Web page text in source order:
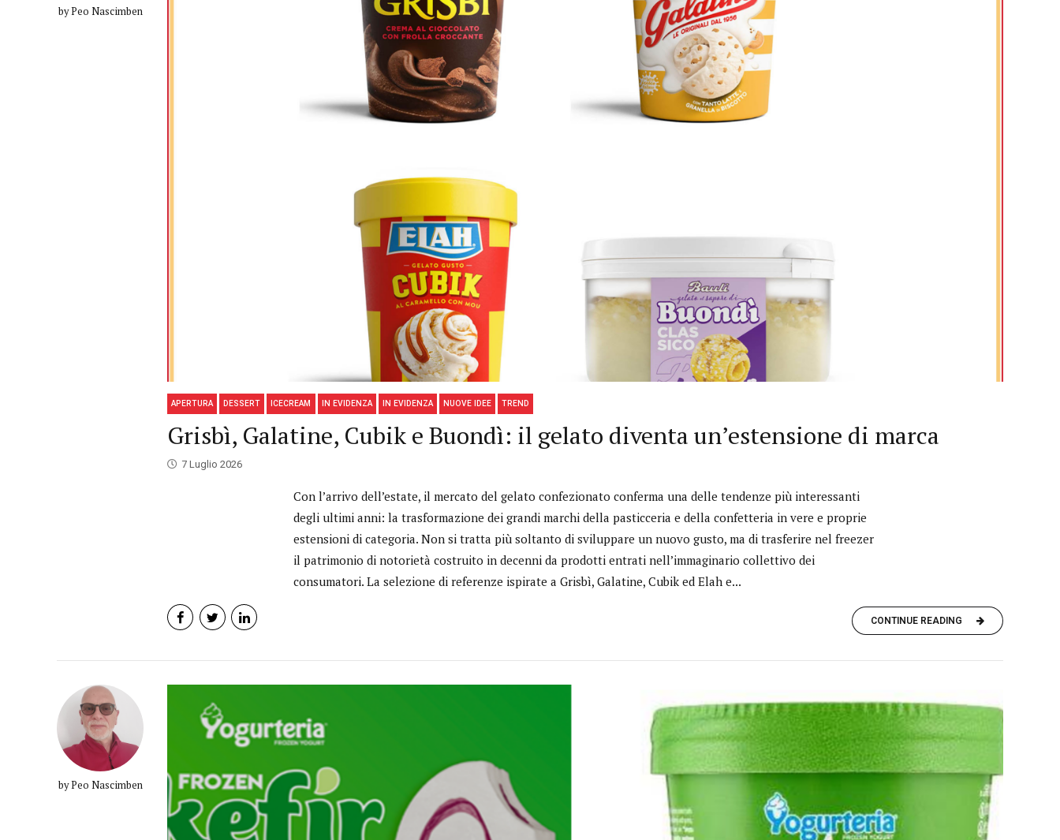
by Peo Nascimben
APERTURA DESSERT ICECREAM IN EVIDENZA IN EVIDENZA NUOVE IDEE TREND
Grisbì, Galatine, Cubik e Buondì: il gelato diventa un’estensione di marca
7 Luglio 2026
Con l’arrivo dell’estate, il mercato del gelato confezionato conferma una delle tendenze più interessanti
degli ultimi anni: la trasformazione dei grandi marchi della pasticceria e della confetteria in vere e proprie
estensioni di categoria. Non si tratta più soltanto di sviluppare un nuovo gusto, ma di trasferire nel freezer
il patrimonio di notorietà costruito in decenni da prodotti entrati nell’immaginario collettivo dei
consumatori. La selezione di referenze ispirate a Grisbì, Galatine, Cubik ed Elah e...
CONTINUE READING
by Peo Nascimben